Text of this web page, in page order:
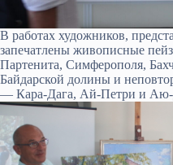
В работах художников,
запечатлены живописные
Партенита, Симферополя,
Байдарской долины и
— Кара-Дага, Ай-Петри и Аю-